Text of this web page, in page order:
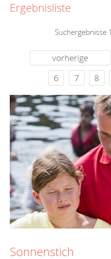
Ergebnisliste
Suchergebnisse
vorherige
6
7 8
Sonnenstich